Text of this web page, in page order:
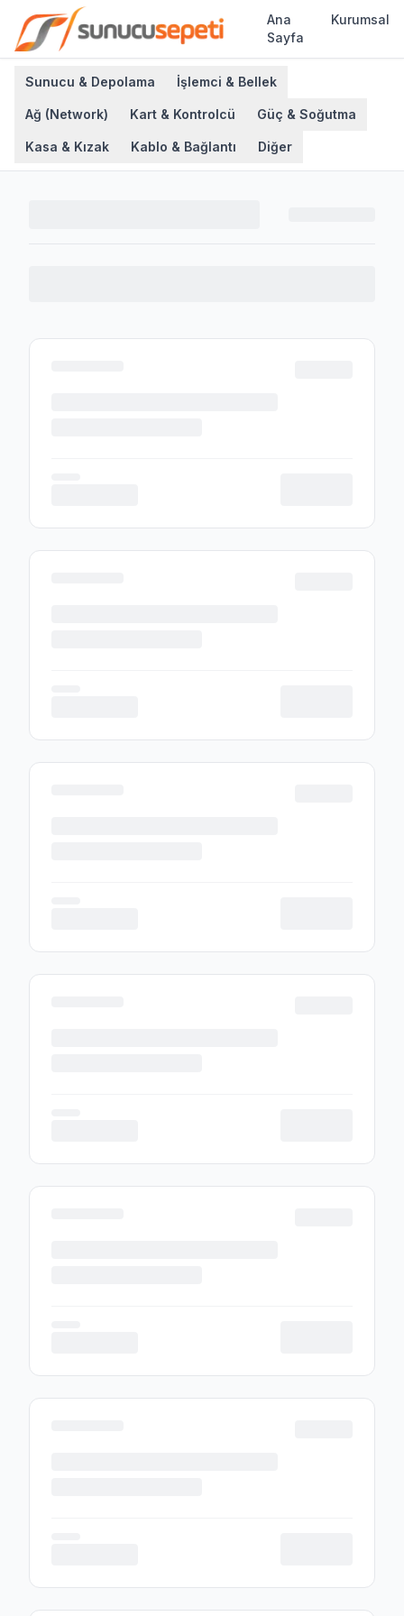
Ana
Sayfa
Kurumsal
Sunucu & Depolama İşlemci & Bellek
Ağ (Network) Kart & Kontrolcü Güç & Soğutma
Kasa & Kızak Kablo & Bağlantı Diğer